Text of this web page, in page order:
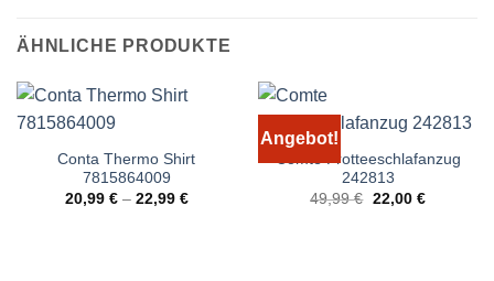
ÄHNLICHE PRODUKTE
Conta Thermo Shirt
7815864009
20,99 €– 22,99 €
Angebot!
Comte Frotteeschlafanzug
242813
49,99€ Ursprünglicher
22,00 €Aktueller